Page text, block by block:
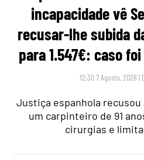
incapacidade vê
recusar-lhe subida
para 1.547€: caso
12:30 7 Agosto, 2026 |
Justiça espanhola recusou
um carpinteiro de 91
cirurgias e